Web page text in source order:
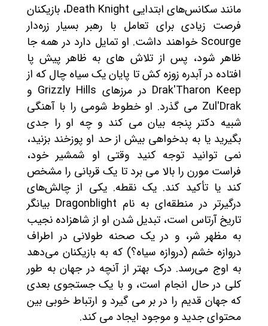
مانند سکانس‌های ابتدایی Death Knight، بازیکنان
فرصت زیادی برای تعامل با رهبر بسیار زره‌دار
Scourge خواهند داشت. او تمایل دارد در همه جا
ظاهر شود، پس از تلاش های به ظاهر پیش پا
افتاده در آبدره زوزه کش تا پایان یک سیاه چال که از
Drak'Tharon Keep در مرزهای Grizzly Hills و
Zul'Drak می گذرد. او خطوط شومی را با آهنگی
شبیه دکتر پنجه بیان می کند و چه او را جدی
بگیرید یا به بدخواهی بیش از حد او پوزخند بزنید،
نمی توانید توجه کنید وقتی او شمشیر خود،
فراست مورن را بالا می برد تا یک قربانی را مشخص
کند یا تأکید کند. یک نقطه. یکی از چالش‌های
درگیرتر در منطقه‌ای به نام Dragonblight بیانگر
تاریخ آرتاس است، تبدیل شدن او از شاهزاده نجیب
به مظهر شر، و در یک صحنه طولانی در اطراف
دروازه خشم (دروازه سیاه؟) که به بازیکنان می‌دهد
به اوج می‌رسد. درک بهتر از آنچه در جهان به طور
کلی در حال انجام است، و با یک جستجوی بعدی
که جهان قدیم را در بر می گیرد و ارتباط خوبی بین
محتوای جدید و موجود ایجاد می کند.